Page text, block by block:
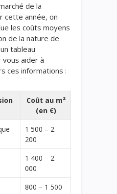
de la
cette année, on
les coûts moyens
de la nature de
tableau
aider à
ces informations :
Coût au m²
(en €)
1 500 – 2
200
1 400 – 2
000
800 – 1 500